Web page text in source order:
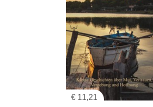
€ 11,21